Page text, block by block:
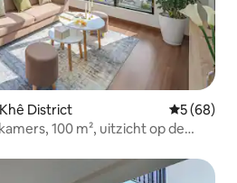
District
5 (68)
100 m², uitzicht op de